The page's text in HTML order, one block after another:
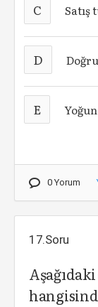
C Satış
D
E
0 Yorum
17.Soru